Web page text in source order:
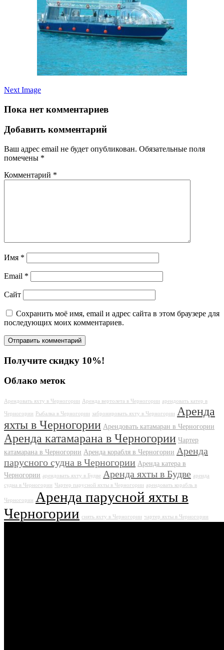
Next Image
Пока нет комментариев
Добавить комментарий
Ваш адрес email не будет опубликован. Обязательные поля
помечены *
Комментарий *
Имя *
Email *
Сайт
Сохранить моё имя, email и адрес сайта в этом браузере для
последующих моих комментариев.
Получите скидку 10%!
Облако меток
Арендовать яхту в Черногории Аренда вертолета в Черногории арендовать катер в
Черногории Рыбалка в Черногории забронировать яхту в Черногории
Аренда
яхты в Черногории Арендовать катамаран в Черногории
Аренда катамарана в Черногории Чартер
катамарана в Черногории Аренда корабля в Черногории Аренда
парусного судна в Черногории Аренда катера в
Черногории арендовать яхту в Будве Аренда яхты в Будве аренда
судна в Черногории Чартер парусной яхты в Черногории арендовать корабль в
Черногории
Аренда парусной яхты в
Черногории снять яхту в Черногории чартер яхты в Черногории